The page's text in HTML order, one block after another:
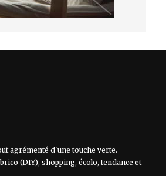
agrémenté d'une touche verte.
(DIY), shopping, écolo, tendance et